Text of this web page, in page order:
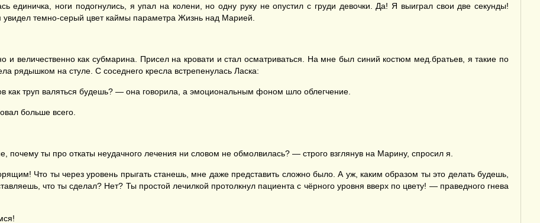
единичка, ноги подогнулись, я упал на колени, но одну руку не опустил с груди девочки. Да! Я выиграл свои две секунды!
увидел темно-серый цвет каймы параметра Жизнь над Марией.
и величественно как субмарина. Присел на кровати и стал осматриваться. На мне был синий костюм мед.братьев, я такие по
рядышком на стуле. С соседнего кресла встрепенулась Ласка:
как труп валяться будешь? — она говорила, а эмоциональным фоном шло облегчение.
больше всего.
ты про откаты неудачного лечения ни словом не обмолвилась? — строго взглянув на Марину, спросил я.
Что ты через уровень прыгать станешь, мне даже представить сложно было. А уж, каким образом ты это делать будешь,
что ты сделал? Нет? Ты простой лечилкой протолкнул пациента с чёрного уровня вверх по цвету! — праведного гнева